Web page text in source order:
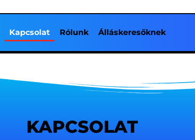
Kapcsolat Rólunk Álláskeresőknek
KAPCSOLAT